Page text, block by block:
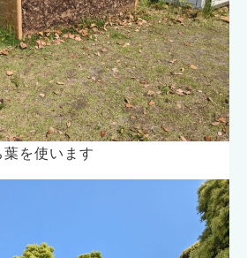
を使います